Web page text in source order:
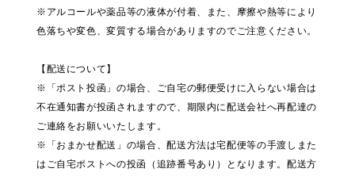
※アルコールや薬品等の液体が付着、また、摩擦や熱等により
色落ちや変色、変質する場合がありますのでご注意ください。
【配送について】
※「ポスト投函」の場合、ご自宅の郵便受けに入らない場合は
不在通知書が投函されますので、期限内に配送会社へ再配達の
ご連絡をお願いいたします。
※「おまかせ配送」の場合、配送方法は宅配便等の手渡しまた
はご自宅ポストへの投函（追跡番号あり）となります。配送方